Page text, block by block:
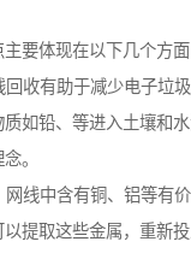
要体现在以下几个方面
回收有助于减少电子垃
如铅、等进入土壤和
。
网线中含有铜、铝等有
提取这些金属，重新